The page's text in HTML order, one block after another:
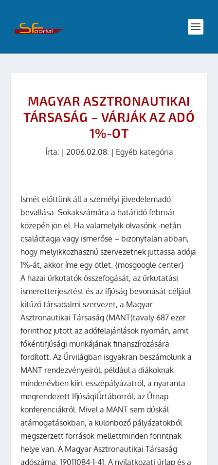
MAGYAR ASZTRONAUTIKAI
TÁRSASÁG – VÁRJÁK AZ ADÓ
1%-OT
Írta: | 2006.02.08. | Egyéb kategória
Ismét előttünk áll a személyi jövedelemadó
bevallása. Sokakszámára a határidő február
közepén jön el. Ha valamelyik olvasónk -netán
családtagja vagy ismerőse – bizonytalan abban,
hogy melyikközhasznú szervezetnek juttassa adója
1%-át, akkor íme egy ötlet. {mosgoogle center}
A hazai űrkutatók összefogását, az űrkutatási
ismeretterjesztést és az ifjúság bevonását céljául
kitűző társadalmi szervezet, a Magyar
Asztronautikai Társaság (MANT)tavaly 687 ezer
forinthoz jutott az adófelajánlások nyomán, amit
főkéntifjúsági munkájának finanszírozására
fordított. Az Űrvilágban isgyakran beszámolunk a
MANT rendezvényeiről, például a diákoknak
mindenévben kiírt esszépályázatról, a nyaranta
megrendezett IfjúságiŰrtáborról, az Űrnap
konferenciákról. Mivel a MANT sem dúskál
atámogatásokban, a különböző pályázatokból
megszerzett források mellettminden forintnak
helye van.A Magyar Asztronautikai Társaság
adószáma:19011084-1-41. A nyilatkozati űrlap és a